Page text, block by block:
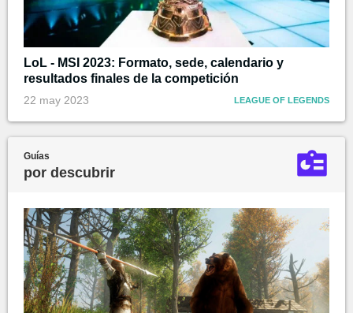
LoL - MSI 2023: Formato, sede, calendario y
resultados finales de la competición
22 may 2023 LEAGUE OF LEGENDS
Guías
por descubrir